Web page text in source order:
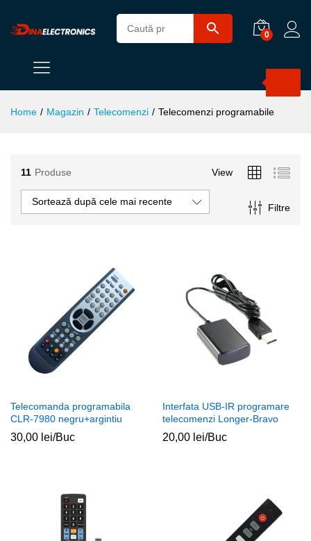
0
Home / Magazin / Telecomenzi / Telecomenzi programabile
11 Produse View
Filtre
Sortează după cele mai recente
Telecomanda programabila
CLR-7980 negru+argintiu
30,00 lei/Buc
Interfata USB-IR programare
telecomenzi Longer-Bravo
20,00 lei/Buc